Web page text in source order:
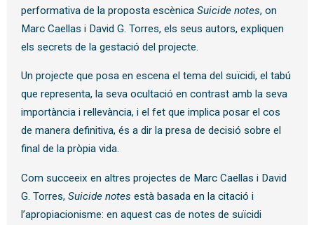
performativa de la proposta escènica Suicide notes, on
Marc Caellas i David G. Torres, els seus autors, expliquen
els secrets de la gestació del projecte.
Un projecte que posa en escena el tema del suïcidi, el tabú
que representa, la seva ocultació en contrast amb la seva
importància i rellevància, i el fet que implica posar el cos
de manera definitiva, és a dir la presa de decisió sobre el
final de la pròpia vida.
Com succeeix en altres projectes de Marc Caellas i David
G. Torres, Suicide notes està basada en la citació i
l’apropiacionisme: en aquest cas de notes de suïcidi